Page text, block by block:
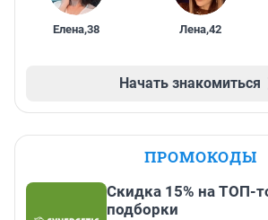
Елена,38 Лена,42
Начать знакомиться
ПРОМОКОДЫ
Скидка 15% на ТОП-
подборки